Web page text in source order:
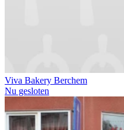
Viva Bakery Berchem
Nu gesloten